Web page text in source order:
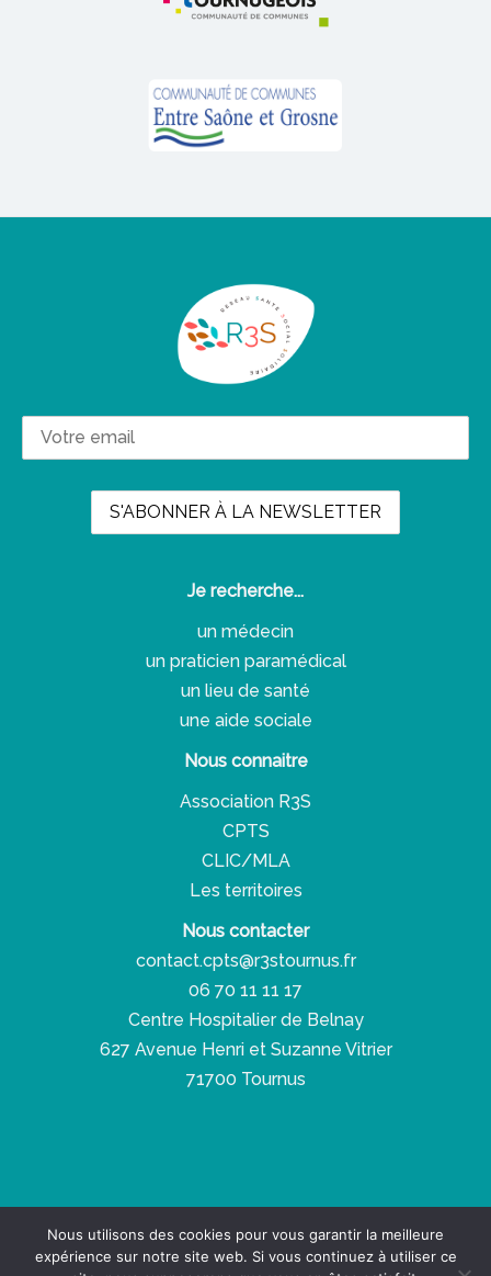
Je recherche...
un médecin
un praticien paramédical
un lieu de santé
une aide sociale
Nous connaitre
Association R3S
CPTS
CLIC/MLA
Les territoires
Nous contacter
contact.cpts@r3stournus.fr
06 70 11 11 17
Centre Hospitalier de Belnay
627 Avenue Henri et Suzanne Vitrier
71700 Tournus
Espace presse-Espace pro -RGPD
Nous utilisons des cookies pour vous garantir la meilleure
expérience sur notre site web. Si vous continuez à utiliser ce